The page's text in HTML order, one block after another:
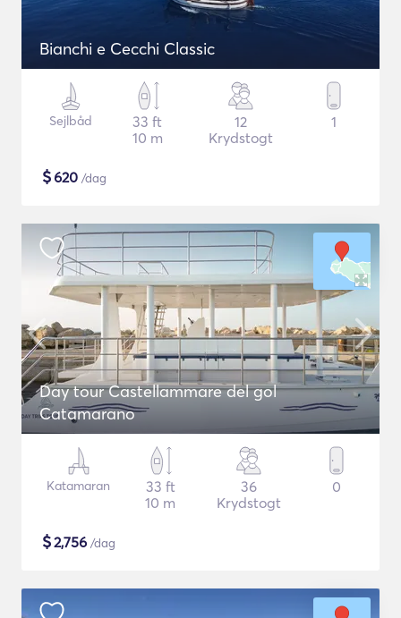
Bianchi e Cecchi Classic
Sejlbåd
33 ft
10 m
12
Krydstogt
1
$620 /dag
Day tour Castellammare del gol
Catamarano
Katamaran
33 ft
10 m
36
Krydstogt
0
$2,756 /dag